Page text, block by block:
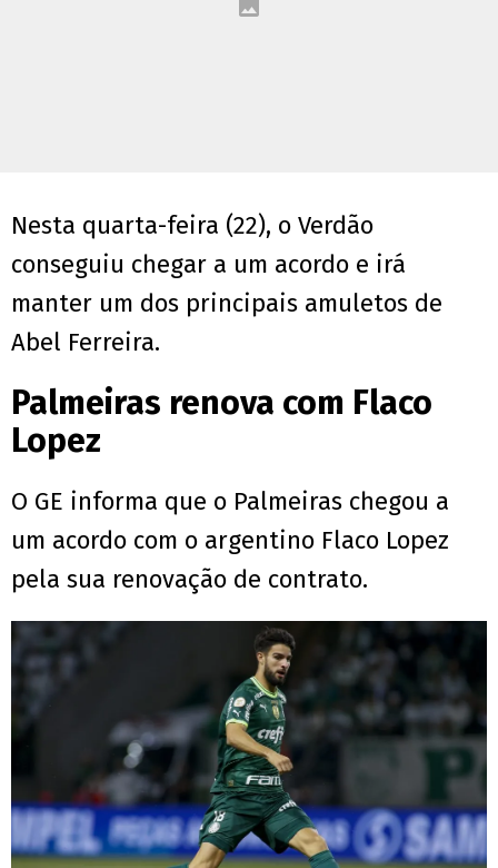
Nesta quarta-feira (22), o Verdão
conseguiu chegar a um acordo e irá
manter um dos principais amuletos de
Abel Ferreira.
Palmeiras renova com Flaco
Lopez
O GE informa que o Palmeiras chegou a
um acordo com o argentino Flaco Lopez
pela sua renovação de contrato.